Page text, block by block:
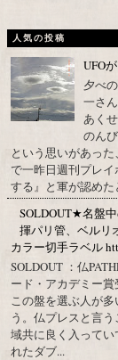
人気の投稿
UFO
夕べ
一さ
あく
のん
という思いがあっ
で一昨日週刊プレ
する』と軍が認めた
SOLDOUT★名盤
揮パリ管、ベルリ
カラー切手ラベル
SOLDOUT ：仏
ード・アカデミー
この盤を選ぶ人が
う。仏プレスと言
域共に良く入って
れたダブ...